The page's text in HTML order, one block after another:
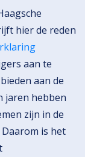
hier de reden
aan te
aan de
jaren hebben
zijn in de
is het